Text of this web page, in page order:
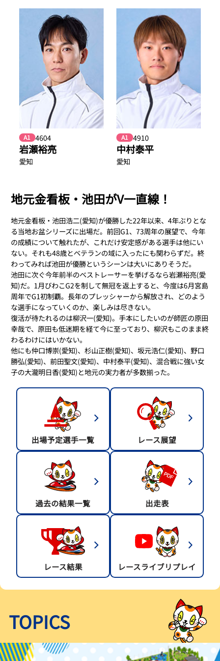
A1 4604
岩瀬裕亮
愛知
A1 4910
中村泰平
愛知
地元金看板・池田がV一直線！
地元金看板・池田浩二(愛知)が優勝した22年以来、4年ぶりとな
る当地お盆シリーズに出場だ。前回G1、73周年の展望で、今年
の成績について触れたが、これだけ安定感がある選手は他にい
ない。それも48歳とベテランの域に入ったにも関わらずだ。終
わってみれば池田が優勝というシーンは大いにありそうだ。
池田に次ぐ今年前半のベストレーサーを挙げるなら岩瀬裕亮(愛
知)だ。1月びわこG2を制して無冠を返上すると、今度は6月宮島
周年でG1初制覇。長年のプレッシャーから解放され、どのよう
な選手になっていくのか、楽しみは尽きない。
復活が待たれるのは柳沢一(愛知)。手本にしたいのが師匠の原田
幸哉で、原田も低迷期を経て今に至っており、柳沢もこのまま終
わるわけにはいかない。
他にも仲口博崇(愛知)、杉山正樹(愛知)、坂元浩仁(愛知)、野口
勝弘(愛知)、前田聖文(愛知)、中村泰平(愛知)、混合戦に強い女
子の大瀧明日香(愛知)と地元の実力者が多数揃った。
出場予定選手一覧 レース展望
過去の結果一覧 出走表
レース結果 レースライブリプレイ
TOPICS